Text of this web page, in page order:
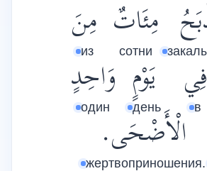
مِئَاتٌ
сотни
مِنَ
из
فِي
в
يَوْمٍ
день
وَاحِدٍ
один
الْأَضْحَى.
жертвоприношения.